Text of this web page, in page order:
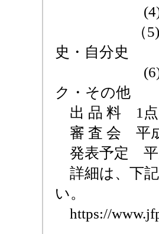
(4)専門書
（5)語学・
史・自分史
(6)生活実
ク・その他
出 品 料 1点
審 査 会 平
発表予定 平
詳細は、下
い。
https://